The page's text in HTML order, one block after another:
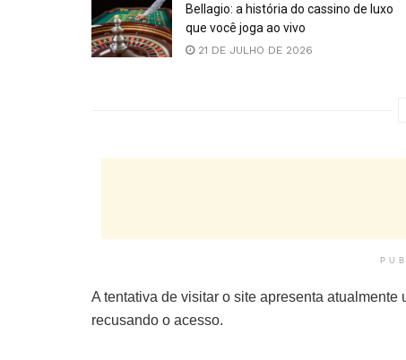
Bellagio: a história do cassino de luxo
que você joga ao vivo
21 DE JULHO DE 2026
A tentativa de visitar o site apresenta
recusando o acesso.